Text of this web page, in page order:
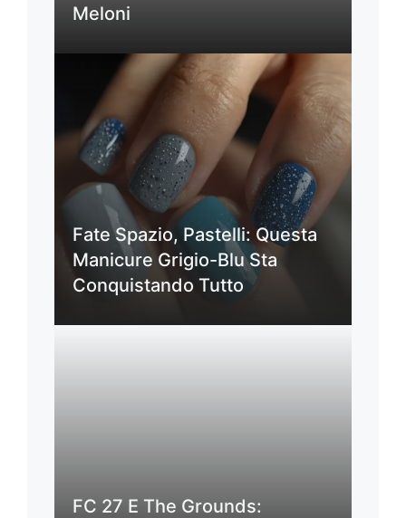
Meloni
Fate Spazio, Pastelli: Questa
Manicure Grigio-Blu Sta
Conquistando Tutto
FC 27 E The Grounds: